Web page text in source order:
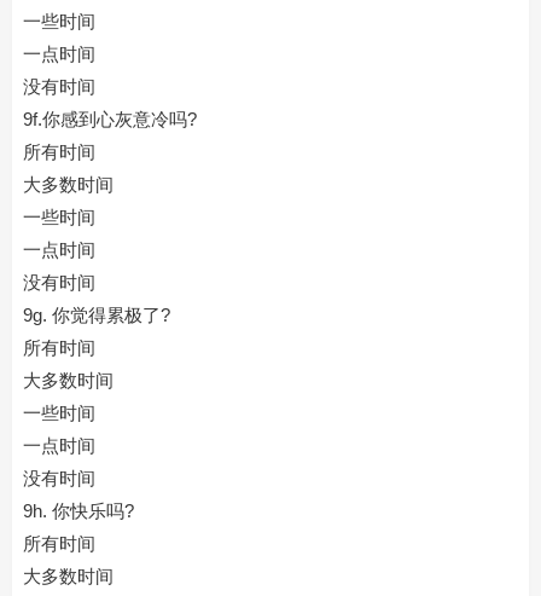
一些时间
一点时间
没有时间
9f.你感到心灰意冷吗?
所有时间
大多数时间
一些时间
一点时间
没有时间
9g. 你觉得累极了?
所有时间
大多数时间
一些时间
一点时间
没有时间
9h. 你快乐吗?
所有时间
大多数时间